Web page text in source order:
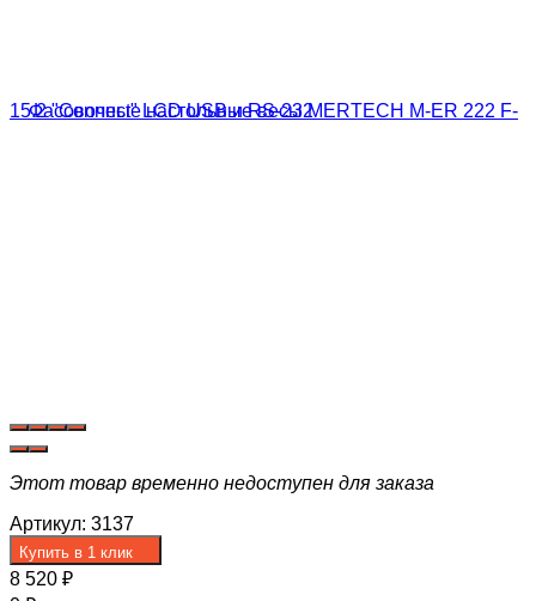
Этот товар временно недоступен для заказа
Артикул: 3137
Купить в 1 клик
8 520 ₽